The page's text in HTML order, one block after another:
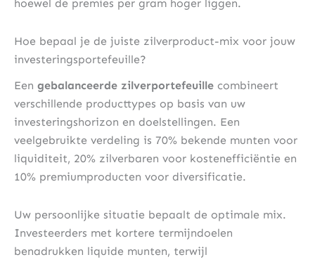
hoewel de premies per gram hoger liggen.
Hoe bepaal je de juiste zilverproduct-mix voor jouw
investeringsportefeuille?
Een gebalanceerde zilverportefeuille combineert
verschillende producttypes op basis van uw
investeringshorizon en doelstellingen. Een
veelgebruikte verdeling is 70% bekende munten voor
liquiditeit, 20% zilverbaren voor kostenefficiëntie en
10% premiumproducten voor diversificatie.
Uw persoonlijke situatie bepaalt de optimale mix.
Investeerders met kortere termijndoelen
benadrukken liquide munten, terwijl